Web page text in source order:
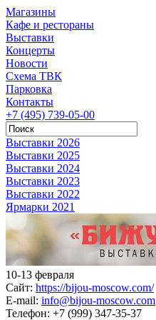
Магазины
Кафе и рестораны
Выставки
Концерты
Новости
Схема ТВК
Парковка
Контакты
+7 (495) 739-05-00
Выставки 2026
Выставки 2025
Выставки 2024
Выставки 2023
Выставки 2022
Ярмарки 2021
10-13 февраля
Сайт: https://bijou-moscow.com/
E-mail: info@bijou-moscow.com
Телефон: +7 (999) 347-35-37